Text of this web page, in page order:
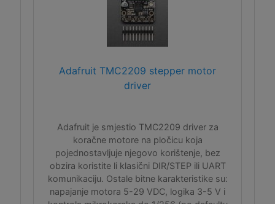
Adafruit TMC2209 stepper motor
driver
Adafruit je smjestio TMC2209 driver za
koračne motore na pločicu koja
pojednostavljuje njegovo korištenje, bez
obzira koristite li klasični DIR/STEP ili UART
komunikaciju. Ostale bitne karakteristike su:
napajanje motora 5-29 VDC, logika 3-5 V i